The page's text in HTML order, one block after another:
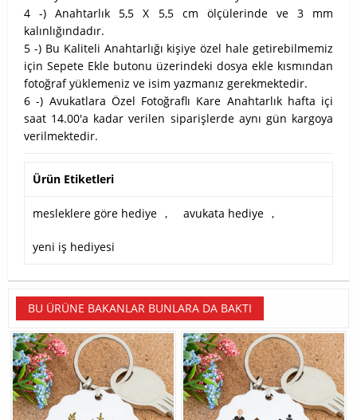
4 -) Anahtarlık 5,5 X 5,5 cm ölçülerinde ve 3 mm
kalınlığındadır.
5 -) Bu Kaliteli Anahtarlığı kişiye özel hale getirebilmemiz
için Sepete Ekle butonu üzerindeki dosya ekle kısmından
fotoğraf yüklemeniz ve isim yazmanız gerekmektedir.
6 -) Avukatlara Özel Fotoğraflı Kare Anahtarlık hafta içi
saat 14.00'a kadar verilen siparişlerde aynı gün kargoya
verilmektedir.
Ürün Etiketleri
mesleklere göre hediye , avukata hediye ,
yeni iş hediyesi
BU ÜRÜNE BAKANLAR BUNLARA DA BAKTI